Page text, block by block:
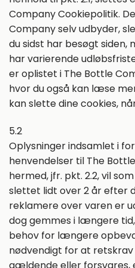
Company Cookiepolitik.
Company selv udbyder,
du sidst har besøgt siden,
har varierende
er oplistet i The Bottle
hvor du også kan læse
kan slette dine cookies,
5.2
Oplysninger indsamlet i
henvendelser til The
hermed, jfr. pkt. 2.2, vil
slettet lidt over 2 år efter
reklamere over varen er
dog gemmes i længere
behov for længere
nødvendigt for at